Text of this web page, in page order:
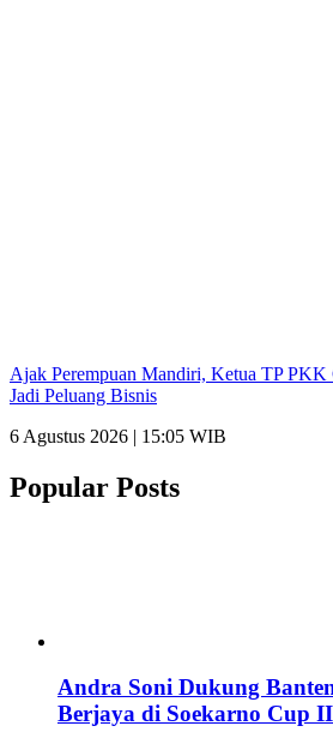
Ajak Perempuan Mandiri, Ketua TP
Jadi Peluang Bisnis
6 Agustus 2026 | 15:05 WIB
Popular Posts
Andra Soni Dukung
Berjaya di Soekarno Cup